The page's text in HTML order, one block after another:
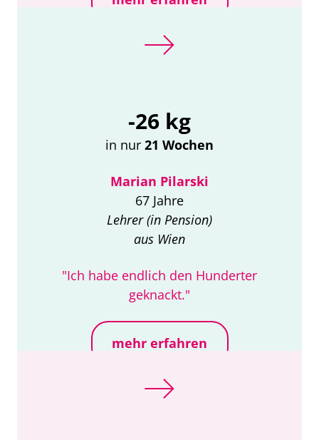
-26 kg
in nur 21 Wochen
Marian Pilarski
67 Jahre
Lehrer (in Pension)
aus Wien
"Ich habe endlich den Hunderter
geknackt."
mehr erfahren